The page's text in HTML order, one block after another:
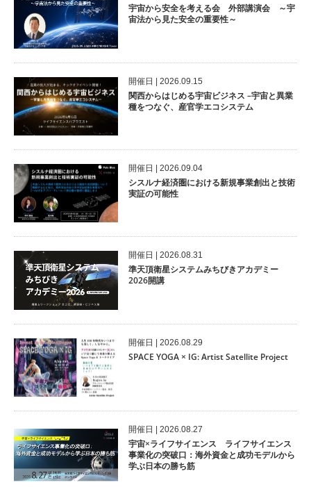
宇宙から安全を考える会 外部講演会 ～宇
宙法から見た安全の重要性～
開催⽇ | 2026.09.15
関西からはじめる宇宙ビジネス –宇宙と異業
種をつなぐ、産官学エコシステム
開催⽇ | 2026.09.04
シスルナ経済圏における新規事業創出と技術
実証の可能性
開催⽇ | 2026.08.31
準天頂衛星システムみちびきアカデミー
2026開講
開催⽇ | 2026.08.29
SPACE YOGA × IG: Artist Satellite Project
開催⽇ | 2026.08.27
宇宙×ライフサイエンス ライフサイエンス
事業化の突破口：海外資金と成功モデルから
学ぶ日本の勝ち筋